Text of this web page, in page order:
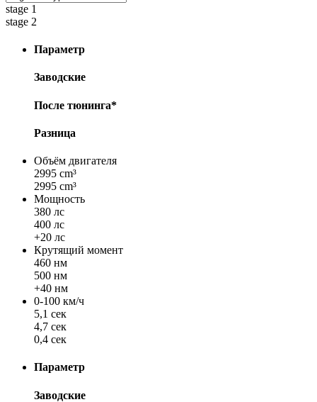
stage 1
stage 2
Параметр
Заводские
После тюнинга*
Разница
Объём двигателя
2995 cm³
2995 cm³
Мощность
380 лс
400 лс
+20 лс
Крутящий момент
460 нм
500 нм
+40 нм
0-100 км/ч
5,1 сек
4,7 сек
0,4 сек
Параметр
Заводские